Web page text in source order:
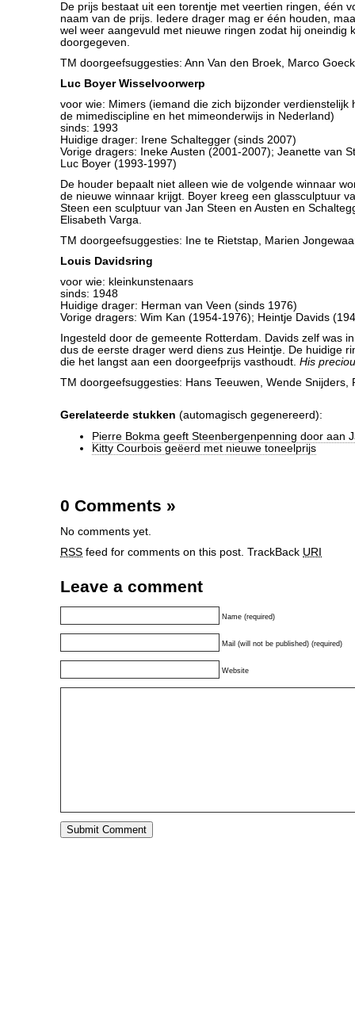
De prijs bestaat uit een torentje met veertien ringen, één
naam van de prijs. Iedere drager mag er één houden,
wel weer aangevuld met nieuwe ringen zodat hij oneindig
doorgegeven.
TM doorgeefsuggesties: Ann Van den Broek, Marco
Luc Boyer Wisselvoorwerp
voor wie: Mimers (iemand die zich bijzonder verdienstelijk
de mimediscipline en het mimeonderwijs in Nederland)
sinds: 1993
Huidige drager: Irene Schaltegger (sinds 2007)
Vorige dragers: Ineke Austen (2001-2007); Jeanette van
Luc Boyer (1993-1997)
De houder bepaalt niet alleen wie de volgende winnaar
de nieuwe winnaar krijgt. Boyer kreeg een glassculptuur
Steen een sculptuur van Jan Steen en Austen en
Elisabeth Varga.
TM doorgeefsuggesties: Ine te Rietstap, Marien
Louis Davidsring
voor wie: kleinkunstenaars
sinds: 1948
Huidige drager: Herman van Veen (sinds 1976)
Vorige dragers: Wim Kan (1954-1976); Heintje Davids
Ingesteld door de gemeente Rotterdam. Davids zelf was
dus de eerste drager werd diens zus Heintje. De huidige
die het langst aan een doorgeefprijs vasthoudt. His
TM doorgeefsuggesties: Hans Teeuwen, Wende Snijders,
Gerelateerde stukken (automagisch gegenereerd):
Pierre Bokma geeft Steenbergenpenning door aan
Kitty Courbois geëerd met nieuwe toneelprijs
0 Comments »
No comments yet.
RSS feed for comments on this post. TrackBack URI
Leave a comment
Name (required)
Mail (will not be published) (required)
Website